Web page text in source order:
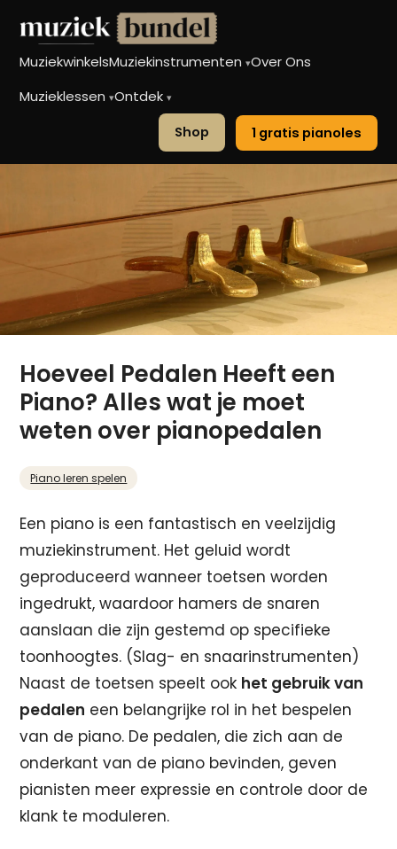
MuziekwinkelsMuziekinstrumenten▾Over Ons
Muzieklessen▾Ontdek▾
Shop 1 gratis pianoles
Hoeveel Pedalen Heeft een
Piano? Alles wat je moet
weten over pianopedalen
Piano leren spelen
Een piano is een fantastisch en veelzijdig
muziekinstrument. Het geluid wordt
geproduceerd wanneer toetsen worden
ingedrukt, waardoor hamers de snaren
aanslaan die zijn gestemd op specifieke
toonhoogtes. (Slag- en snaarinstrumenten)
Naast de toetsen speelt ook het gebruik van
pedalen een belangrijke rol in het bespelen
van de piano. De pedalen, die zich aan de
onderkant van de piano bevinden, geven
pianisten meer expressie en controle door de
klank te moduleren.